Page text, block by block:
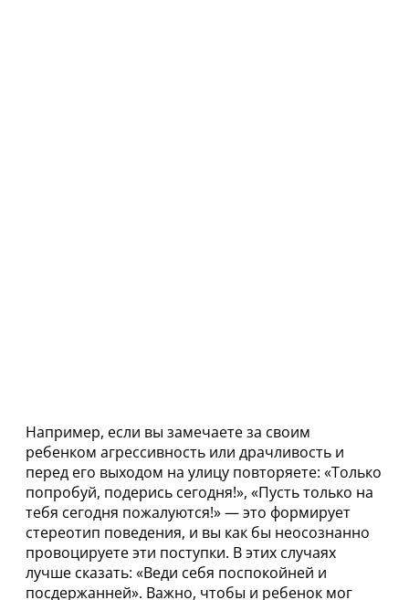
Например, если вы замечаете за своим
ребенком агрессивность или драчливость и
перед его выходом на улицу повторяете: «Только
попробуй, подерись сегодня!», «Пусть только на
тебя сегодня пожалуются!» — это формирует
стереотип поведения, и вы как бы неосознанно
провоцируете эти поступки. В этих случаях
лучше сказать: «Веди себя поспокойней и
посдержанней». Важно, чтобы и ребенок мог